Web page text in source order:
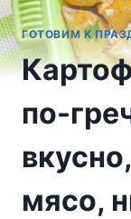
ГОТОВИМ К
по-
мясо,